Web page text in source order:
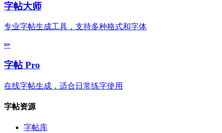
字帖大师
专业字帖生成工具，支持多种格式和字体
✏
字帖 Pro
在线字帖生成，适合日常练字使用
字帖资源
字帖库